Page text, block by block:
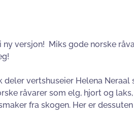
ny versjon! Miks gode norske
deler vertshuseier Helena
råvarer som elg, hjort og
fra skogen. Her er